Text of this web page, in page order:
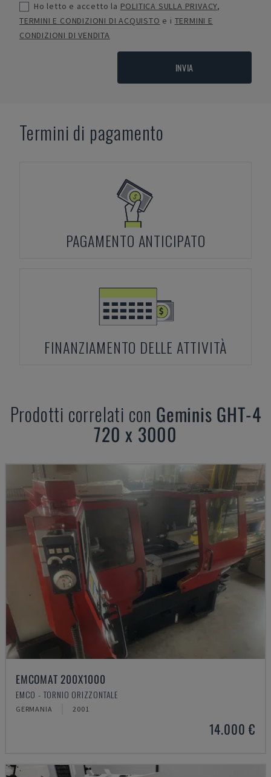
Ho letto e accetto la POLITICA SULLA PRIVACY,
TERMINI E CONDIZIONI DI ACQUISTO e i TERMINI E
CONDIZIONI DI VENDITA
INVIA
Termini di pagamento
PAGAMENTO ANTICIPATO
FINANZIAMENTO DELLE ATTIVITÀ
Prodotti correlati con Geminis GHT-4
720 x 3000
EMCOMAT 200X1000
EMCO - TORNIO ORIZZONTALE
GERMANIA 2001
14.000 €